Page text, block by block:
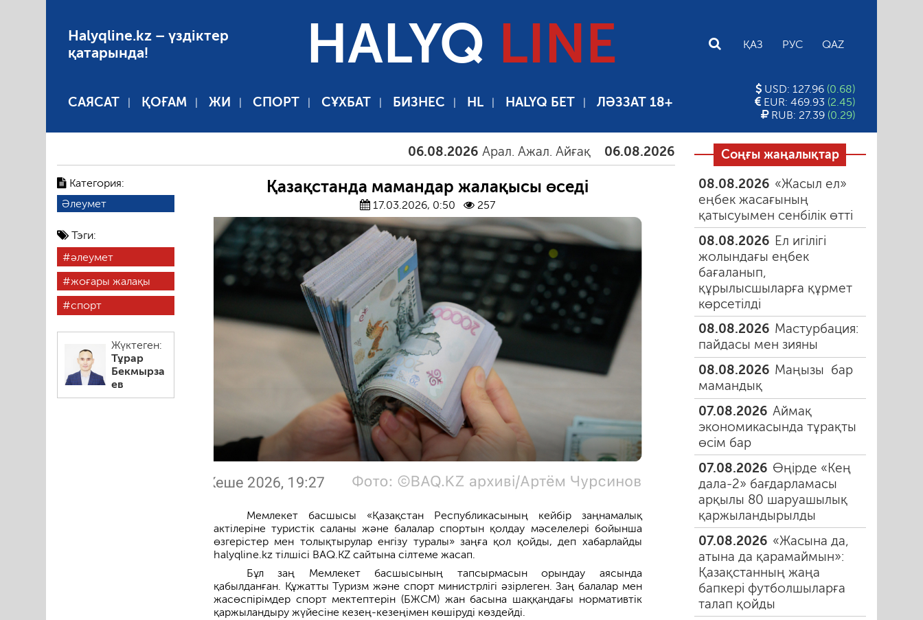
Halyqline.kz – үздіктер
қатарында!
HALYQ LINE ҚАЗ РУС QAZ
САЯСАТ ҚОҒАМ ЖИ СПОРТ СҰХБАТ БИЗНЕС HL HALYQ БЕТ ЛӘЗЗАТ 18+
USD: 127.96 (0.68)
EUR: 469.93 (2.45)
RUB: 27.39 (0.29)
06.08.2026 Арал. Ажал. Айғақ 06.08.2026 Тамыздағы таңғы түтін 06.08.2026
Категория:
Әлеумет
Тэги:
әлеумет
жоғары жалақы
спорт
Жүктеген:
Тұрар
Бекмырза
ев
Қазақстанда мамандар жалақысы өседі
17.03.2026, 0:50 257
Мемлекет басшысы «Қазақстан Республикасының кейбір заңнамалық
актілеріне туристік саланы және балалар спортын қолдау мәселелері бойынша
өзгерістер мен толықтырулар енгізу туралы» заңға қол қойды, деп хабарлайды
halyqline.kz тілшісі BAQ.KZ сайтына сілтеме жасап.
Бұл заң Мемлекет басшысының тапсырмасын орындау аясында
қабылданған. Құжатты Туризм және спорт министрлігі әзірлеген. Заң балалар мен
жасөспірімдер спорт мектептерін (БЖСМ) жан басына шаққандағы нормативтік
қаржыландыру жүйесіне кезең-кезеңімен көшіруді көздейді.
Соңғы жаңалықтар
08.08.2026 «Жасыл ел»
еңбек жасағының
қатысуымен сенбілік өтті
08.08.2026 Ел игілігі
жолындағы еңбек
бағаланып,
құрылысшыларға құрмет
көрсетілді
08.08.2026 Мастурбация:
пайдасы мен зияны
08.08.2026 Маңызы бар
мамандық
07.08.2026 Аймақ
экономикасында тұрақты
өсім бар
07.08.2026 Өңірде «Кең
дала-2» бағдарламасы
арқылы 80 шаруашылық
қаржыландырылды
07.08.2026 «Жасына да,
атына да қарамаймын»:
Қазақстанның жаңа
бапкері футболшыларға
талап қойды